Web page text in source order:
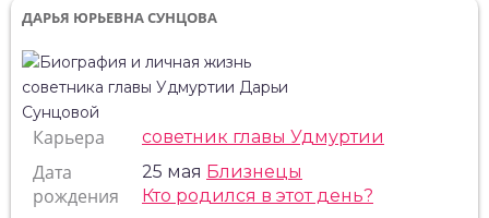
ДАРЬЯ ЮРЬЕВНА СУНЦОВА
Карьера cоветник главы Удмуртии
Дата
рождения
25 мая Близнецы
Кто родился в этот день?